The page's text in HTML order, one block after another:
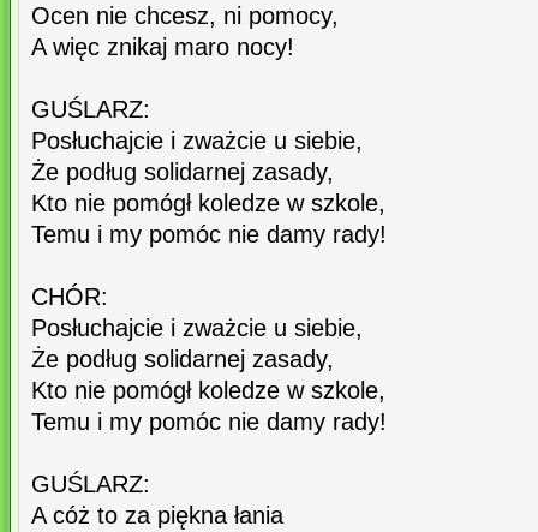
Ocen nie chcesz, ni pomocy,
A więc znikaj maro nocy!
GUŚLARZ:
Posłuchajcie i zważcie u siebie,
Że podług solidarnej zasady,
Kto nie pomógł koledze w szkole,
Temu i my pomóc nie damy rady!
CHÓR:
Posłuchajcie i zważcie u siebie,
Że podług solidarnej zasady,
Kto nie pomógł koledze w szkole,
Temu i my pomóc nie damy rady!
GUŚLARZ:
A cóż to za piękna łania